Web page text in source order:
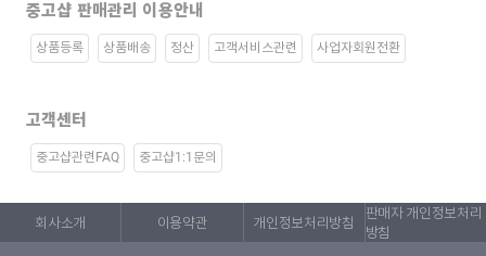
중고샵 판매관리 이용안내
상품등록 상품배송 정산 고객서비스관련 사업자회원전환
고객센터
중고샵관련FAQ 중고샵1:1문의
회사소개 이용약관 개인정보처리방침
판매자 개인정보처리
방침